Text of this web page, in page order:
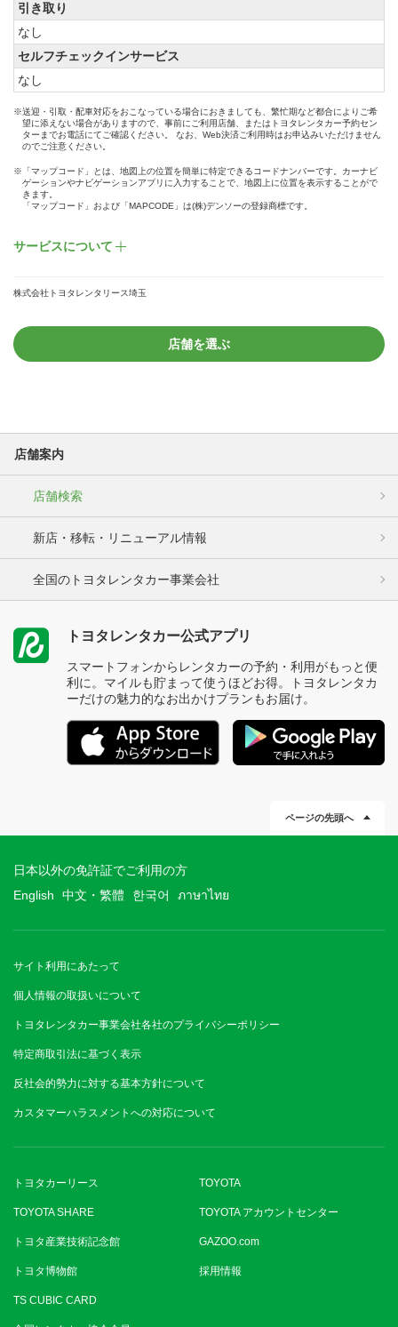
引き取り
なし
セルフチェックインサービス
なし
※送迎・引取・配車対応をおこなっている場合におきましても、繁忙期など都合によりご希
望に添えない場合がありますので、事前にご利用店舗、またはトヨタレンタカー予約セン
ターまでお電話にてご確認ください。 なお、Web決済ご利用時はお申込みいただけません
のでご注意ください。
※「マップコード」とは、地図上の位置を簡単に特定できるコードナンバーです。カーナビ
ゲーションやナビゲーションアプリに入力することで、地図上に位置を表示することがで
きます。
「マップコード」および「MAPCODE」は(株)デンソーの登録商標です。
サービスについて
株式会社トヨタレンタリース埼玉
店舗を選ぶ
店舗案内
店舗検索
新店・移転・リニューアル情報
全国のトヨタレンタカー事業会社
トヨタレンタカー公式アプリ
スマートフォンからレンタカーの予約・利用がもっと便
利に。マイルも貯まって使うほどお得。トヨタレンタカ
ーだけの魅力的なお出かけプランもお届け。
ページの先頭へ
日本以外の免許証でご利用の方
English
中文・繁體 한국어 ภาษาไทย
サイト利用にあたって
個人情報の取扱いについて
トヨタレンタカー事業会社各社のプライバシーポリシー
特定商取引法に基づく表示
反社会的勢力に対する基本方針について
カスタマーハラスメントへの対応について
トヨタカーリース TOYOTA
TOYOTA SHARE TOYOTA アカウントセンター
トヨタ産業技術記念館 GAZOO.com
トヨタ博物館 採用情報
TS CUBIC CARD